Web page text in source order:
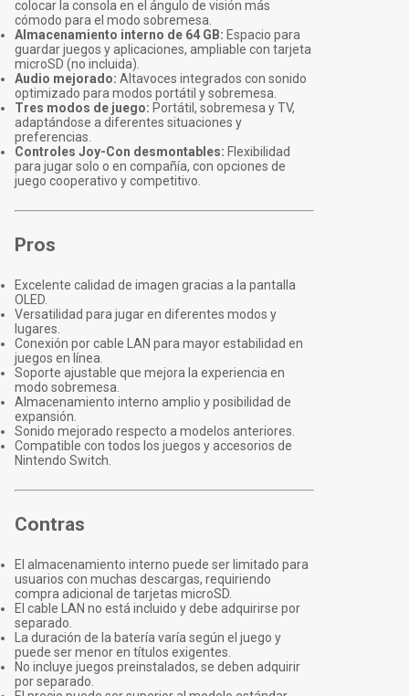
colocar la consola en el ángulo de visión más
cómodo para el modo sobremesa.
Almacenamiento interno de 64 GB: Espacio para
guardar juegos y aplicaciones, ampliable con tarjeta
microSD (no incluida).
Audio mejorado: Altavoces integrados con sonido
optimizado para modos portátil y sobremesa.
Tres modos de juego: Portátil, sobremesa y TV,
adaptándose a diferentes situaciones y
preferencias.
Controles Joy-Con desmontables: Flexibilidad
para jugar solo o en compañía, con opciones de
juego cooperativo y competitivo.
Pros
Excelente calidad de imagen gracias a la pantalla
OLED.
Versatilidad para jugar en diferentes modos y
lugares.
Conexión por cable LAN para mayor estabilidad en
juegos en línea.
Soporte ajustable que mejora la experiencia en
modo sobremesa.
Almacenamiento interno amplio y posibilidad de
expansión.
Sonido mejorado respecto a modelos anteriores.
Compatible con todos los juegos y accesorios de
Nintendo Switch.
Contras
El almacenamiento interno puede ser limitado para
usuarios con muchas descargas, requiriendo
compra adicional de tarjetas microSD.
El cable LAN no está incluido y debe adquirirse por
separado.
La duración de la batería varía según el juego y
puede ser menor en títulos exigentes.
No incluye juegos preinstalados, se deben adquirir
por separado.